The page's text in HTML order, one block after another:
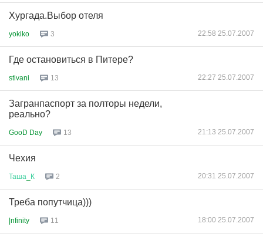
Хургада.Выбор отеля
yokiko 3 22:58 25.07.2007
Где остановиться в Питере?
stivani 13 22:27 25.07.2007
Загранпаспорт за полторы недели,
реально?
GooD Day 13 21:13 25.07.2007
Чехия
Таша К 2 20:31 25.07.2007
Треба попутчица)))
|nfinity 11 18:00 25.07.2007